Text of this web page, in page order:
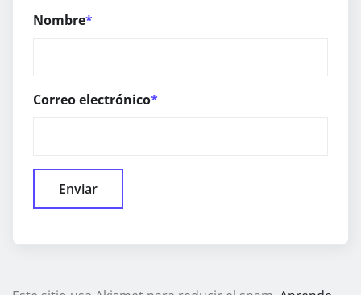
Nombre*
Correo electrónico*